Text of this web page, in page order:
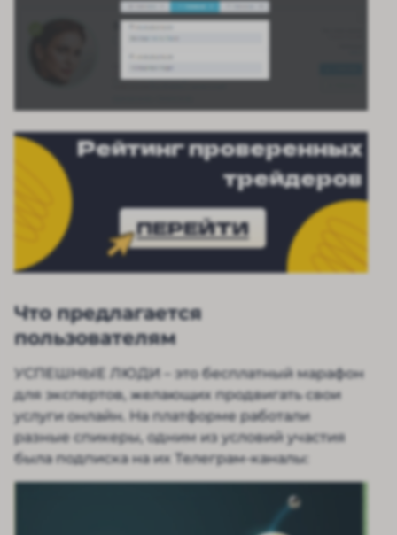
Рейтинг проверенных
трейдеров
ПЕРЕЙТИ
Что предлагается
пользователям
УСПЕШНЫЕ ЛЮДИ – это бесплатный марафон
для экспертов, желающих продвигать свои
услуги онлайн. На платформе работали
разные спикеры, одним из условий участия
была подписка на их Телеграм-каналы: